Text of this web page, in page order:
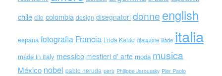
chile cile colombia design disegnatori donne english
espana fotografia Francia Frida Kahlo giappone iliade italia
made in italy messico mestieri d' arte moda musica
México nobel pablo neruda perù Philippe Jaroussky Pier Paolo